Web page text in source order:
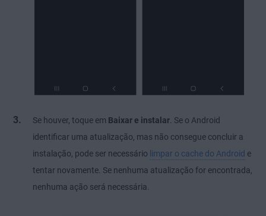
Se houver, toque em Baixar e instalar. Se o Android
identificar uma atualização, mas não consegue concluir a
instalação, pode ser necessário limpar o cache do Android e
tentar novamente. Se nenhuma atualização for encontrada,
nenhuma ação será necessária.